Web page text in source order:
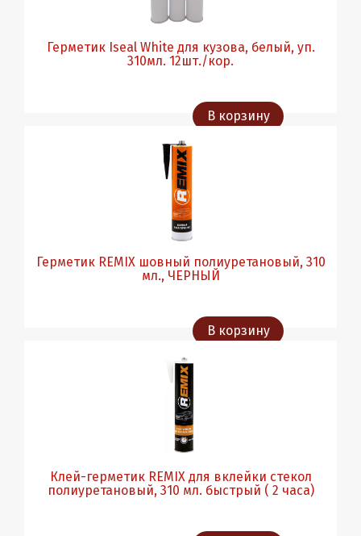
Герметик Iseal White для кузова, белый, уп.
310мл. 12шт./кор.
В корзину
Герметик REMIX шовный полиуретановый, 310
мл., ЧЕРНЫЙ
В корзину
Клей-герметик REMIX для вклейки стекол
полиуретановый, 310 мл. быстрый ( 2 часа)